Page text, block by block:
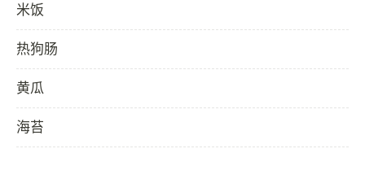
米饭
热狗肠
黄瓜
海苔